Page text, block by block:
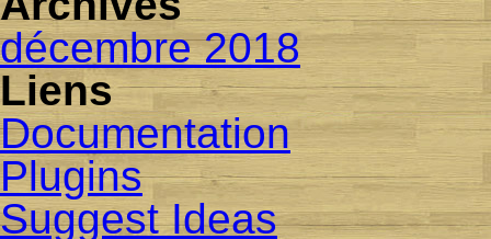
décembre 2018
Liens
Documentation
Plugins
Suggest Ideas